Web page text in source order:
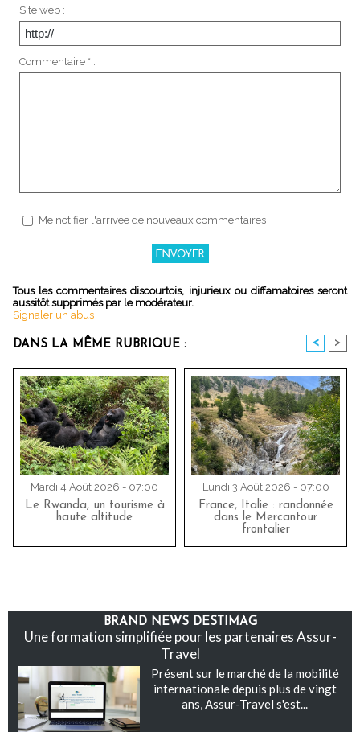
Site web :
Commentaire * :
Me notifier l'arrivée de nouveaux commentaires
Tous les commentaires discourtois, injurieux ou diffamatoires seront
aussitôt supprimés par le modérateur.
Signaler un abus
DANS LA MÊME RUBRIQUE : < >
Mardi 4 Août 2026 - 07:00
Le Rwanda, un tourisme à
haute altitude
Lundi 3 Août 2026 - 07:00
France, Italie : randonnée
dans le Mercantour
frontalier
BRAND NEWS DESTIMAG
Une formation simplifiée pour les partenaires Assur-
Travel
Présent sur le marché de la mobilité
internationale depuis plus de vingt
ans, Assur-Travel s'est...